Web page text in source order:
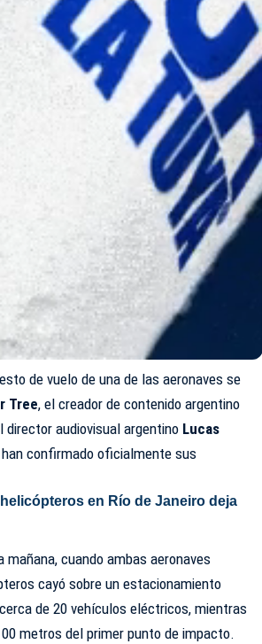
de vuelo de una de las aeronaves se
Tree, el creador de contenido argentino
director audiovisual argentino Lucas
confirmado oficialmente sus
en Río de Janeiro deja
cuando ambas aeronaves
cayó sobre un estacionamiento
de 20 vehículos eléctricos, mientras
metros del primer punto de impacto.